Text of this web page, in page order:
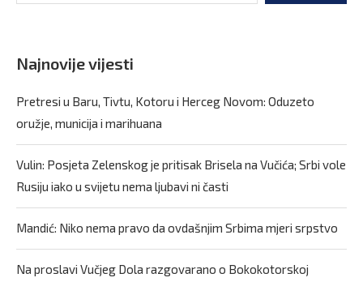
Najnovije vijesti
Pretresi u Baru, Tivtu, Kotoru i Herceg Novom: Oduzeto
oružje, municija i marihuana
Vulin: Posjeta Zelenskog je pritisak Brisela na Vučića; Srbi vole
Rusiju iako u svijetu nema ljubavi ni časti
Mandić: Niko nema pravo da ovdašnjim Srbima mjeri srpstvo
Na proslavi Vučjeg Dola razgovarano o Bokokotorskoj